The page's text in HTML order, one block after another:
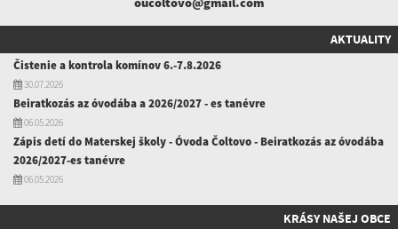
AKTUALITY
Čistenie a kontrola komínov 6.-7.8.2026
30.07.2026
Beiratkozás az óvodába a 2026/2027 - es tanévre
06.05.2026
Zápis detí do Materskej školy - Óvoda Čoltovo - Beiratkozás az óvodába
2026/2027-es tanévre
06.05.2026
KRÁSY NAŠEJ OBCE